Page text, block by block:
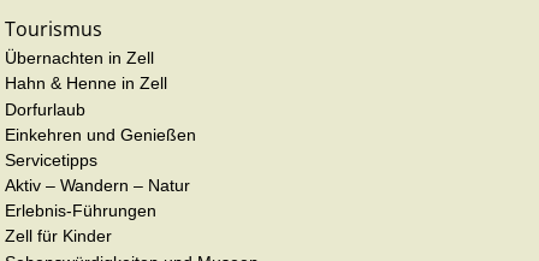
Tourismus
Übernachten in Zell
Hahn & Henne in Zell
Dorfurlaub
Einkehren und Genießen
Servicetipps
Aktiv – Wandern – Natur
Erlebnis-Führungen
Zell für Kinder